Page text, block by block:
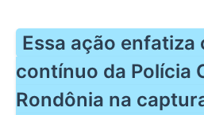
Essa ação enfatiza
contínuo da Polícia
Rondônia na